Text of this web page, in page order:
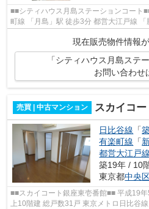
■■シティハウス月島ステーションコート■■ 2008年8月完成 東京メトロ
町線 「月島」駅 徒歩3分 都営大江戸線 「勝どき」
能 再開発の進む注目エリアです♪ ...
現在販売物件情報
「シティハウス月島ステ
お問い合わせ
売買 | 中古マンション スカイコ
日比谷線 「
有楽町線 「
都営大江戸線
築19年 / 10
東京都中央
■■スカイコート銀座東壱番館■■ 平成19年5月完成 鉄筋コンクリート造 地
上10階建 総戸数31戸 東京メトロ日比谷線「築地」駅より徒歩5分 東京メト